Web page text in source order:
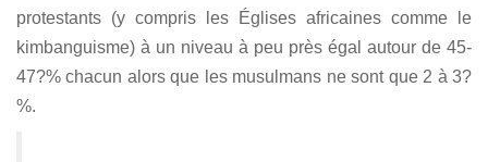
protestants (y compris les Églises africaines comme le
kimbanguisme) à un niveau à peu près égal autour de 45-
47?% chacun alors que les musulmans ne sont que 2 à 3?
%.